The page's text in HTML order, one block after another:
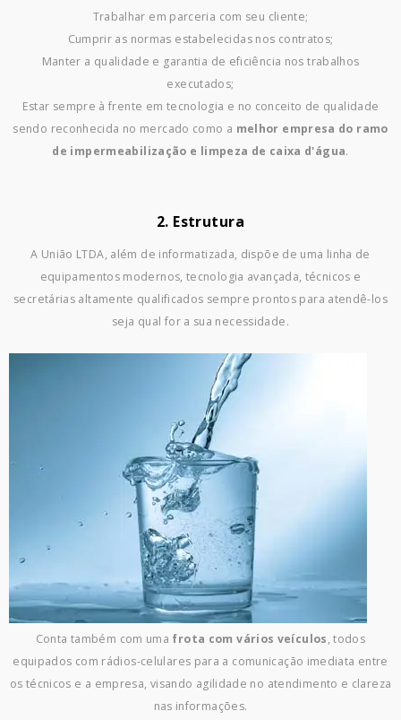
Trabalhar em parceria com seu cliente;
Cumprir as normas estabelecidas nos contratos;
Manter a qualidade e garantia de eficiência nos trabalhos
executados;
Estar sempre à frente em tecnologia e no conceito de qualidade
sendo reconhecida no mercado como a melhor empresa do ramo
de impermeabilização e limpeza de caixa d'água.
2. Estrutura
A União LTDA, além de informatizada, dispõe de uma linha de
equipamentos modernos, tecnologia avançada, técnicos e
secretárias altamente qualificados sempre prontos para atendê-los
seja qual for a sua necessidade.
Conta também com uma frota com vários veículos, todos
equipados com rádios-celulares para a comunicação imediata entre
os técnicos e a empresa, visando agilidade no atendimento e clareza
nas informações.